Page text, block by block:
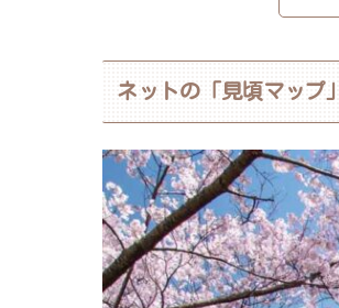
ネットの「見頃マップ